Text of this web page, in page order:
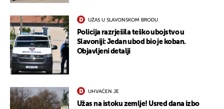
UŽAS U SLAVONSKOM BRODU
Policija razrješila teško ubojstvo u
Slavoniji: Jedan ubod bio je koban.
Objavljeni detalji
UHVAĆEN JE
Užas na istoku zemlje! Usred dana izbo